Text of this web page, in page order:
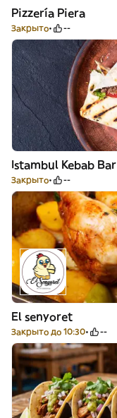
Pizzería Piera
Закрыто --
Istambul Kebab Bar
Закрыто --
El senyoret
Закрыто до 10:30 --